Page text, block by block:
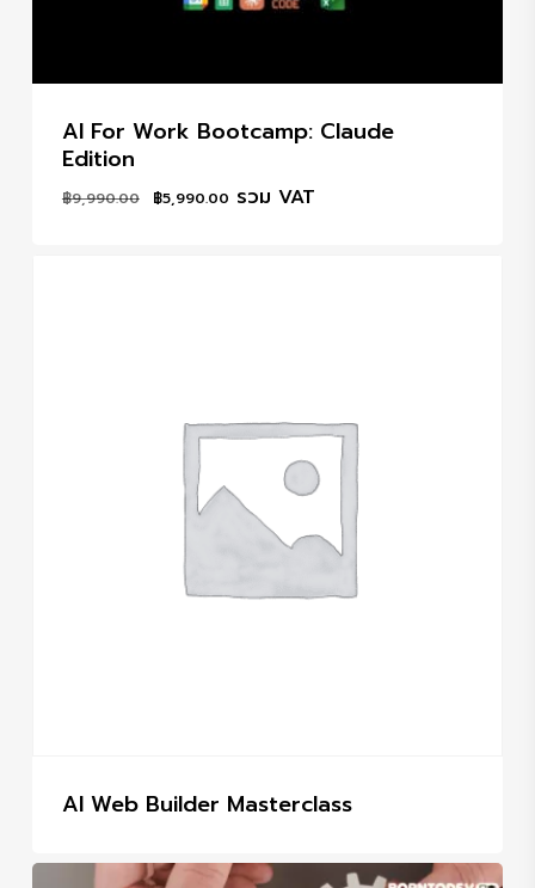
AI For Work Bootcamp: Claude
Edition
฿9,990.00
Original
฿5,990.00Current
รวม VAT
AI Web Builder Masterclass